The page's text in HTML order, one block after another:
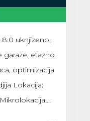
uknjizeno,
garaze, etazno
optimizacija
Lokacija: